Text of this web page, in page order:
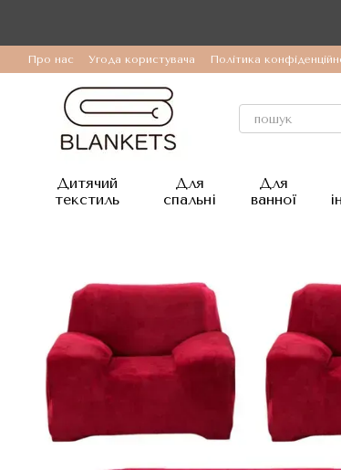
Про нас Угода користувача Політика
Дитячий
текстиль
Для
спальні
Для
ванної